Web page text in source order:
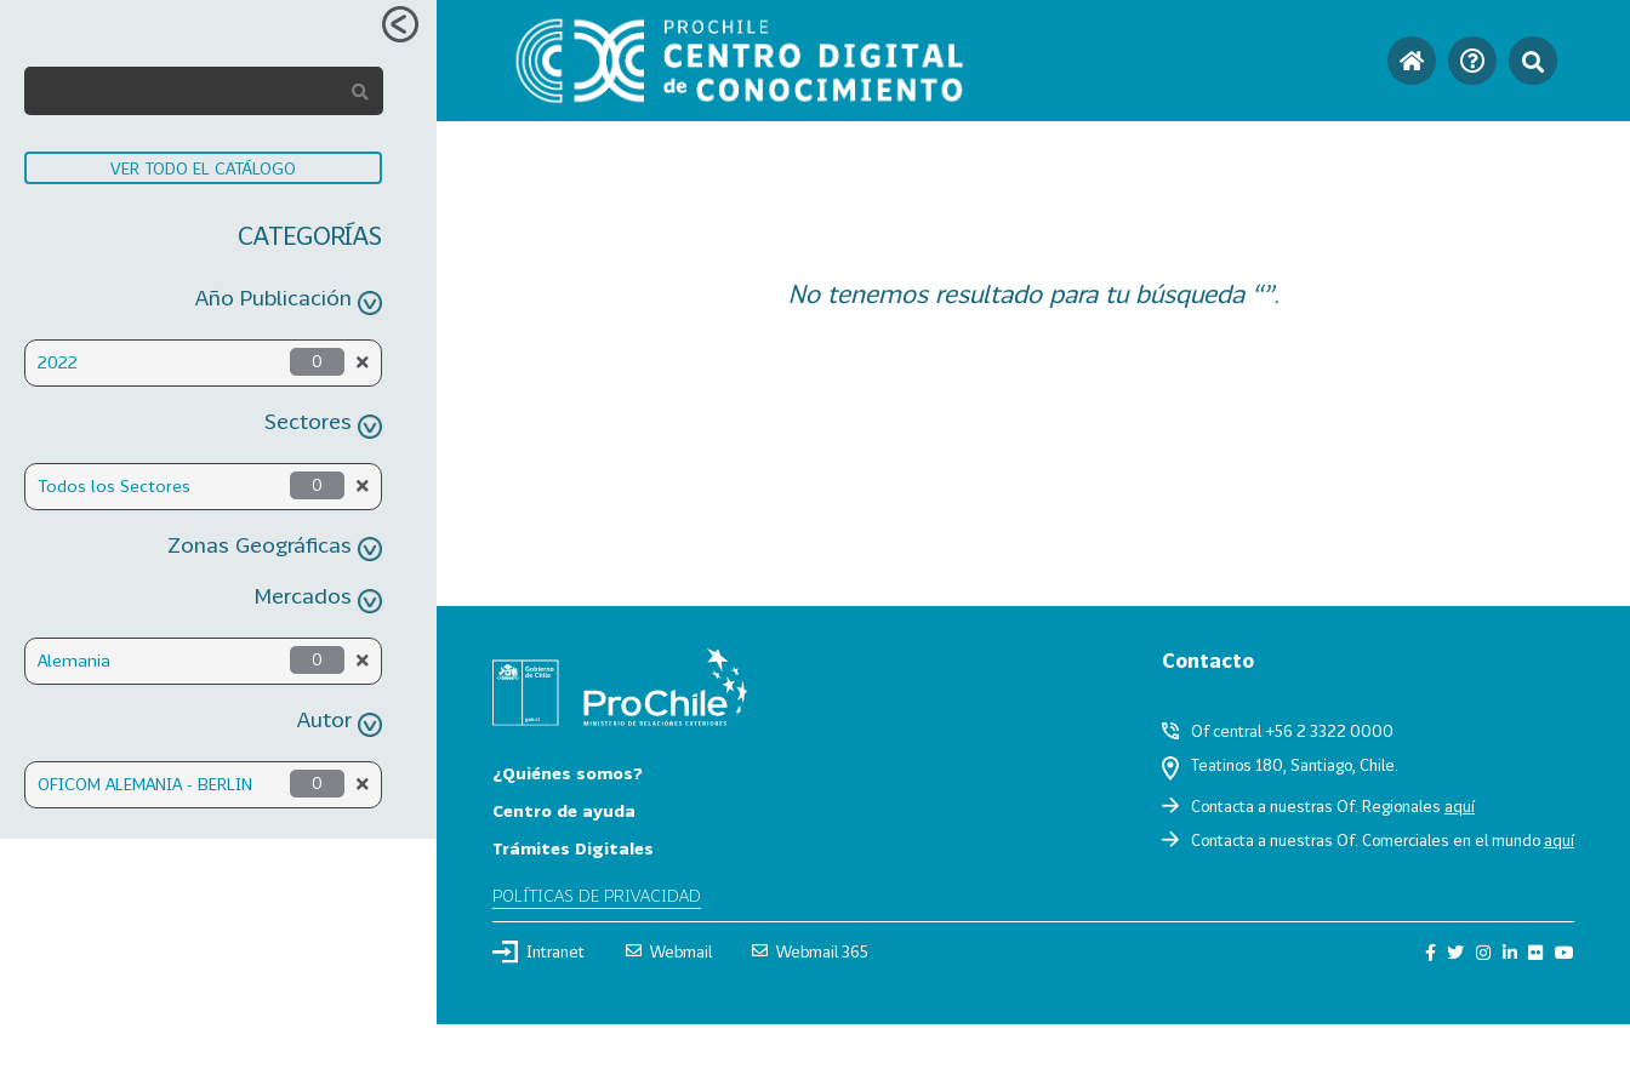
VER TODO EL CATÁLOGO
CATEGORÍAS
Año Publicación
2022 0
Sectores
Todos los Sectores 0
Zonas Geográficas
Mercados
Alemania 0
Autor
OFICOM ALEMANIA - BERLIN 0
No tenemos resultado para tu búsqueda “”.
¿Quiénes somos?
Centro de ayuda
Trámites Digitales
POLÍTICAS DE PRIVACIDAD
Contacto
Of central +56 2 3322 0000
Teatinos 180, Santiago, Chile.
Contacta a nuestras Of. Regionales aquí
Contacta a nuestras Of. Comerciales en el mundoaquí
Intranet Webmail Webmail 365